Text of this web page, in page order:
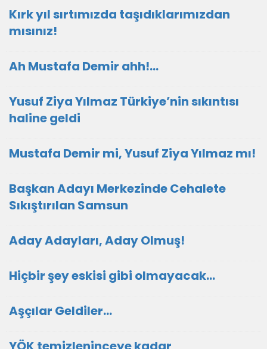
Kırk yıl sırtımızda taşıdıklarımızdan
mısınız!
Ah Mustafa Demir ahh!…
Yusuf Ziya Yılmaz Türkiye’nin sıkıntısı
haline geldi
Mustafa Demir mi, Yusuf Ziya Yılmaz mı!
Başkan Adayı Merkezinde Cehalete
Sıkıştırılan Samsun
Aday Adayları, Aday Olmuş!
Hiçbir şey eskisi gibi olmayacak…
Aşçılar Geldiler…